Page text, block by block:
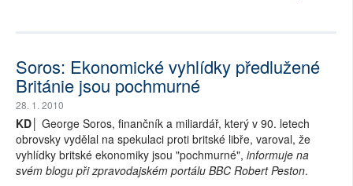
Soros: Ekonomické vyhlídky předlužené
Británie jsou pochmurné
28. 1. 2010
KD│
George Soros, finančník a miliardář, který v 90. letech
obrovsky vydělal na spekulaci proti britské libře, varoval, že
vyhlídky britské ekonomiky jsou "pochmurné", informuje na
svém blogu při zpravodajském portálu BBC Robert Peston.